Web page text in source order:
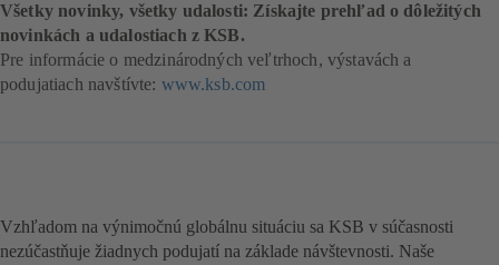
Všetky novinky, všetky udalosti: Získajte prehľad o dôležitých
novinkách a udalostiach z KSB.
Pre informácie o medzinárodných veľtrhoch, výstavách a
podujatiach navštívte: www.ksb.com
Vzhľadom na výnimočnú globálnu situáciu sa KSB v súčasnosti
nezúčastňuje žiadnych podujatí na základe návštevnosti. Naše